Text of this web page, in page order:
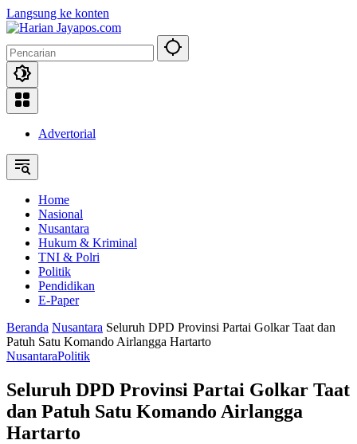
Langsung ke konten
Advertorial
Home
Nasional
Nusantara
Hukum & Kriminal
TNI & Polri
Politik
Pendidikan
E-Paper
Beranda Nusantara Seluruh DPD Provinsi Partai Golkar Taat dan
Patuh Satu Komando Airlangga Hartarto
NusantaraPolitik
Seluruh DPD Provinsi Partai Golkar Taat
dan Patuh Satu Komando Airlangga
Hartarto